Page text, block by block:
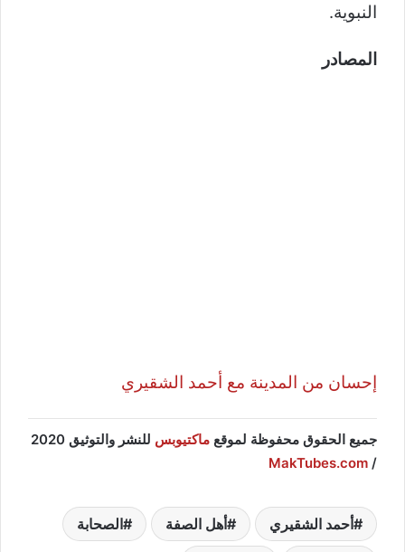
النبوية.
المصادر
إحسان من المدينة مع أحمد الشقيري
جميع الحقوق محفوظة لموقع ماكتيوبس
للنشر والتوثيق 2020
/
MakTubes.com
أحمد الشقيري أهل الصفة الصحابة